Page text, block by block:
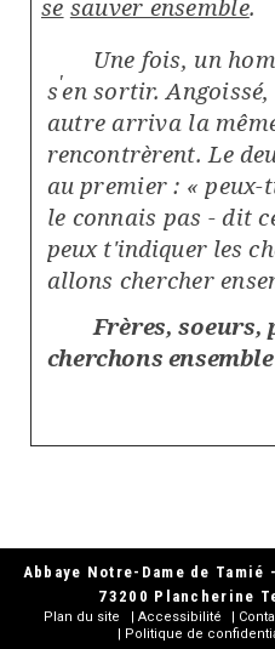
se sauver ensemble.
Une fois, un
s'en sortir.
autre arriva la
rencontrèrent. Le
au premier : « peux-
le connais pas - dit
peux t'indiquer les
allons chercher
Frères, soeurs,
cherchons
Abbaye Notre-Dame de
73200 Plancherine
Plan du site Accessibilité
Politique de